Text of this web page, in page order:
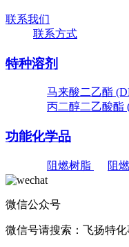
联系我们
联系方式
特种溶剂
马来酸二乙酯
丙二醇二乙酸酯
功能化学品
阻燃树脂 阻
微信公众号
微信号请搜索： 飞扬特